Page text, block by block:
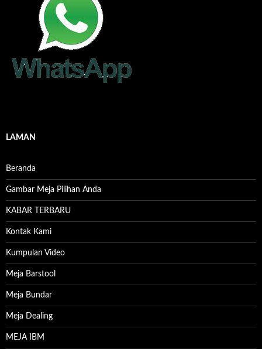
LAMAN
Beranda
Gambar Meja Pilihan Anda
KABAR TERBARU
Kontak Kami
Kumpulan Video
Meja Barstool
Meja Bundar
Meja Dealing
MEJA IBM